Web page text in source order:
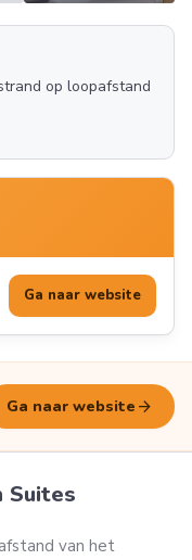
FOTO'S
op loopafstand
Ga naar website
Ga naar website arrow_forward
Suites
van het